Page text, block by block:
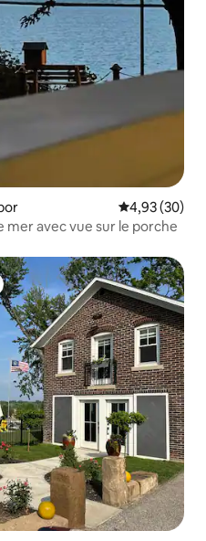
Évaluation
4,93 (30)
mer avec vue sur le porche
plus appréciés